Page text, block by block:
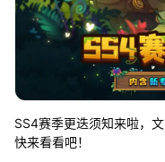
SS4赛季更迭须知来啦，
快来看看吧！